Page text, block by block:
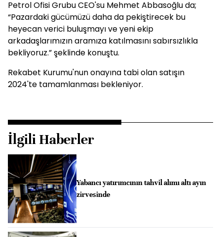
Petrol Ofisi Grubu CEO'su Mehmet Abbasoğlu da;
“Pazardaki gücümüzü daha da pekiştirecek bu
heyecan verici buluşmayı ve yeni ekip
arkadaşlarımızın aramıza katılmasını sabırsızlıkla
bekliyoruz.” şeklinde konuştu.
Rekabet Kurumu'nun onayına tabi olan satışın
2024'te tamamlanması bekleniyor.
İlgili Haberler
Yabancı yatırımcının tahvil alımı altı ayın
zirvesinde